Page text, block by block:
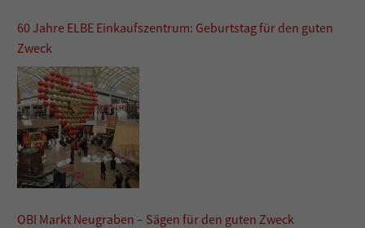
60 Jahre ELBE Einkaufszentrum: Geburtstag für den guten
Zweck
OBI Markt Neugraben – Sägen für den guten Zweck